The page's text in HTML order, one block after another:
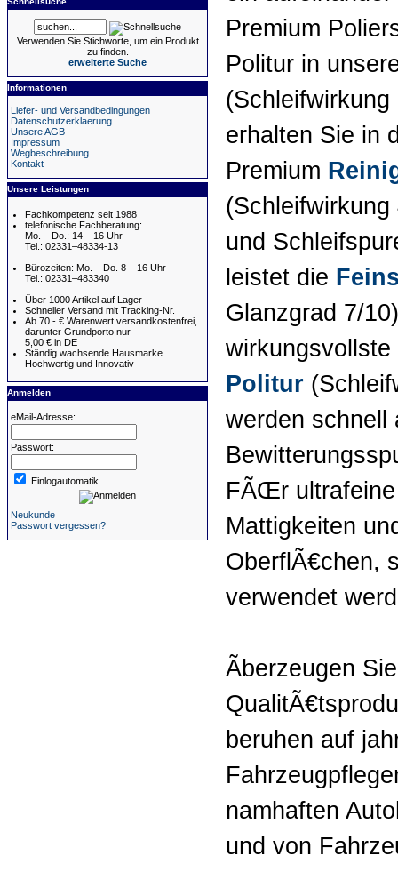
Verwenden Sie Stichworte, um ein Produkt
zu finden.
erweiterte Suche
Informationen
Liefer- und Versandbedingungen
Datenschutzerklaerung
Unsere AGB
Impressum
Wegbeschreibung
Kontakt
Unsere Leistungen
Fachkompetenz seit 1988
telefonische Fachberatung:
Mo. – Do.: 14 – 16 Uhr
Tel.: 02331–48334-13
Bürozeiten: Mo. – Do. 8 – 16 Uhr
Tel.: 02331–483340
Über 1000 Artikel auf Lager
Schneller Versand mit Tracking-Nr.
Ab 70.- € Warenwert versandkostenfrei,
darunter Grundporto nur
5,00 € in DE
Ständig wachsende Hausmarke
Hochwertig und Innovativ
Anmelden
eMail-Adresse:
Passwort:
Einlogautomatik
Neukunde
Passwort vergessen?
Premium
Politur in
erhalten Sie in
Premium
und
leistet die
Glanzgrad 7/
Politur
werden schnell
FÃŒr
Mattigkeiten
OberflÃ€chen,
verwendet
Ãberzeugen
beruhen auf
namhaften
und von